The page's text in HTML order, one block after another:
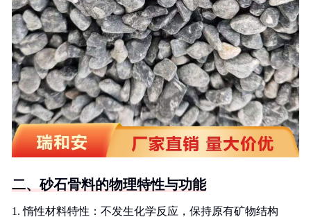
二、砂石骨料的物理特性与功能
1. 惰性材料特性：不发生化学反应，保持原有矿物结构